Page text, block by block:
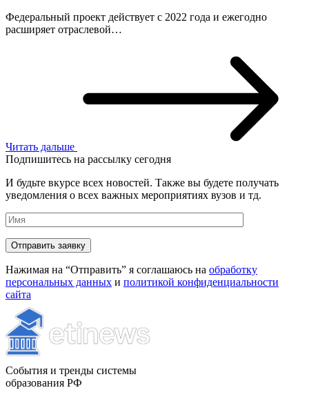
Федеральный проект действует с 2022 года и ежегодно
расширяет отраслевой…
Читать дальше
Подпишитесь на рассылку сегодня
И будьте вкурсе всех новостей. Также вы будете получать
уведомления о всех важных мероприятиях вузов и тд.
Нажимая на “Отправить” я соглашаюсь на обработку
персональных данных и политикой конфиденциальности
сайта
События и тренды системы
образования РФ